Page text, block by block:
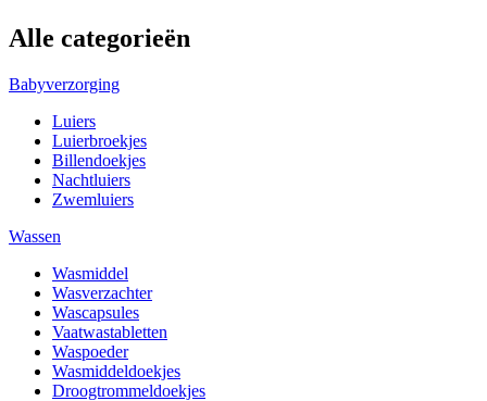
Alle categorieën
Babyverzorging
Luiers
Luierbroekjes
Billendoekjes
Nachtluiers
Zwemluiers
Wassen
Wasmiddel
Wasverzachter
Wascapsules
Vaatwastabletten
Waspoeder
Wasmiddeldoekjes
Droogtrommeldoekjes